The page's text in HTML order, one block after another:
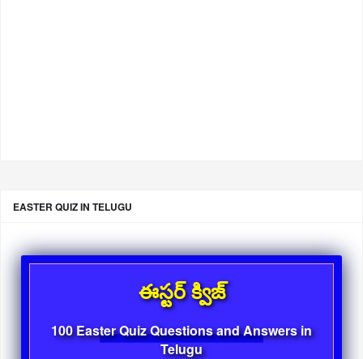
EASTER QUIZ IN TELUGU
ఈస్టర్ క్విజ్
100 Easter Quiz Questions and Answers in
Telugu